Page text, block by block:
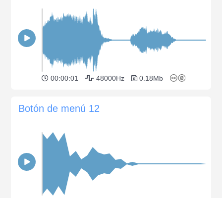
00:00:01 48000Hz 0.18Mb
Botón de menú 12